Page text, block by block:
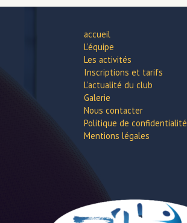
accueil
L’équipe
Les activités
Inscriptions et tarifs
L’actualité du club
Galerie
Nous contacter
Politique de confidentialité
Mentions légales